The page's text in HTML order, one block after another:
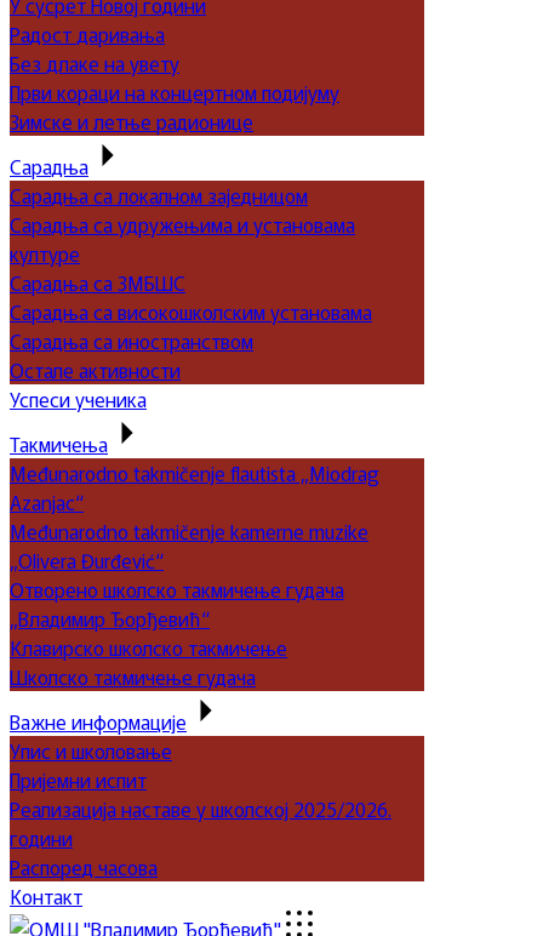
Радост даривања
Без длаке на увету
Први кораци на концертном подијуму
Зимске и летње радионице
Сарадња
Сарадња са локалном заједницом
Сарадња са удружењима и установама
културе
Сарадња са ЗМБШС
Сарадња са високошколским установама
Сарадња са иностранством
Остале активности
Успеси ученика
Такмичења
Međunarodno takmičenje flautista „Miodrag
Azanjac“
Međunarodno takmičenje kamerne muzike
„Olivera Đurđević“
Отворено школско такмичење гудача
„Владимир Ђорђевић“
Клавирско школско такмичење
Школско такмичење гудача
Важне информације
Упис и школовање
Пријемни испит
Реализација наставе у школској 2025/2026.
години
Распоред часова
Контакт